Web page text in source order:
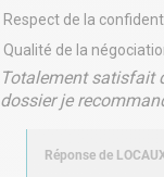
Respect de la
Qualité de la
Totalement satisfait
dossier je
Réponse de